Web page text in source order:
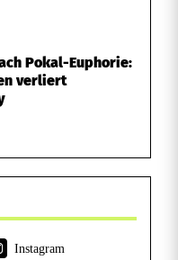
Pokal-Euphorie:
verliert
Instagram